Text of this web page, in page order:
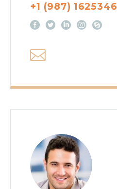
+1 (987) 1625346